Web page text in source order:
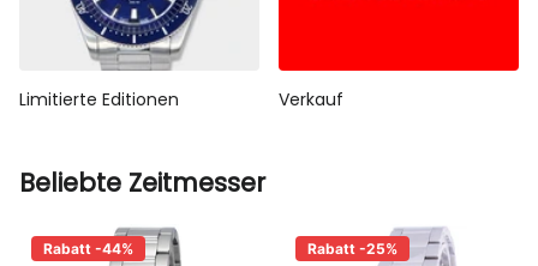
Limitierte Editionen Verkauf
Beliebte Zeitmesser
Rabatt -44% Rabatt -25%